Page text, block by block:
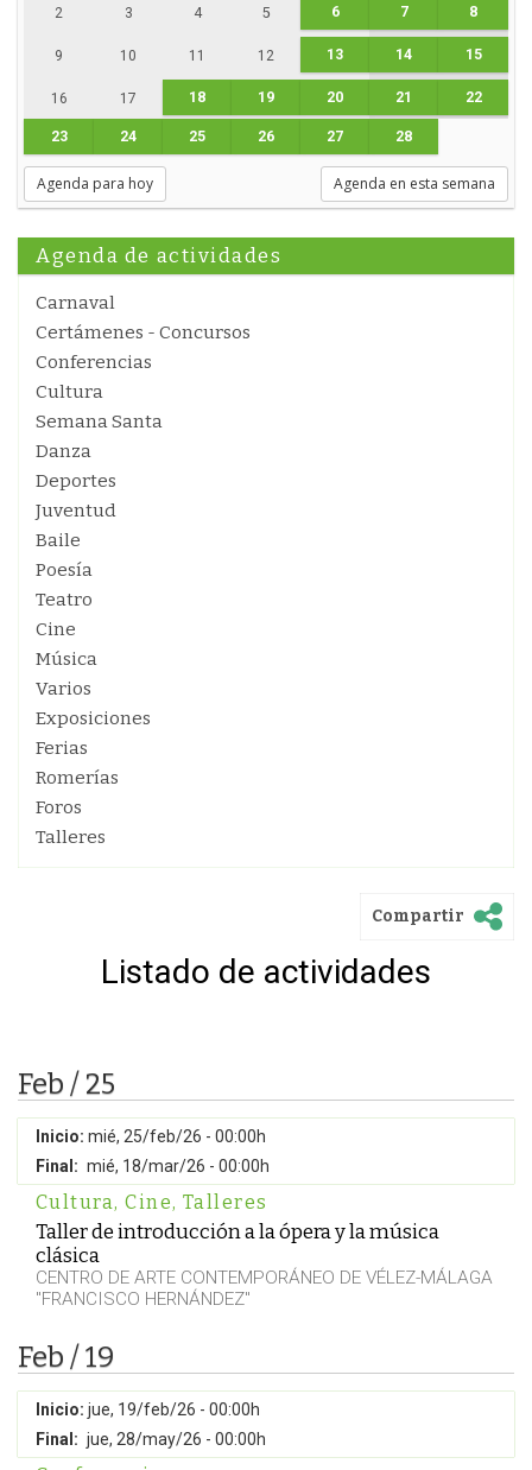
2 3 4 5 6 7 8
9 10 11 12 13 14 15
16 17 18 19 20 21 22
23 24 25 26 27 28
Agenda para hoy Agenda en esta semana
Agenda de actividades
Carnaval
Certámenes - Concursos
Conferencias
Cultura
Semana Santa
Danza
Deportes
Juventud
Baile
Poesía
Teatro
Cine
Música
Varios
Exposiciones
Ferias
Romerías
Foros
Talleres
Compartir
Listado de actividades
Feb / 25
Inicio: mié, 25/feb/26 - 00:00h
Final: mié, 18/mar/26 - 00:00h
Cultura, Cine, Talleres
Taller de introducción a la ópera y la música
clásica
CENTRO DE ARTE CONTEMPORÁNEO DE VÉLEZ-MÁLAGA
"FRANCISCO HERNÁNDEZ"
Feb / 19
Inicio: jue, 19/feb/26 - 00:00h
Final: jue, 28/may/26 - 00:00h